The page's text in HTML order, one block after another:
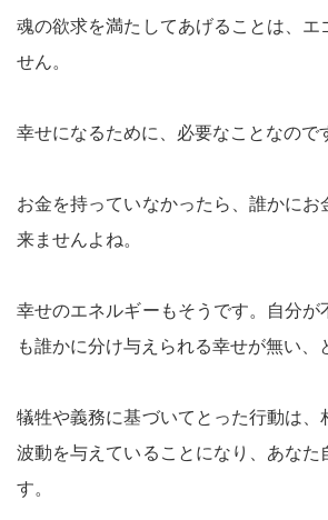
魂の欲求を満たしてあげることは、エ
せん。
幸せになるために、必要なことなので
お金を持っていなかったら、誰かにお
来ませんよね。
幸せのエネルギーもそうです。自分が
も誰かに分け与えられる幸せが無い、
犠牲や義務に基づいてとった行動は、
波動を与えていることになり、あなた
す。